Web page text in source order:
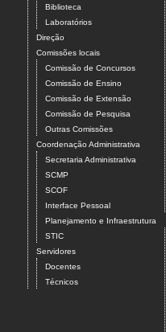
Biblioteca
Laboratórios
Direção
Comissões locais
Comissão de Concursos
Comissão de Ensino
Comissão de Extensão
Comissão de Pesquisa
Outras Comissões
Coordenação Administrativa
Secretaria Administrativa
SCMP
SCOF
Interface Pessoal
Planejamento e Infraestrutura
STIC
Servidores
Docentes
Técnicos